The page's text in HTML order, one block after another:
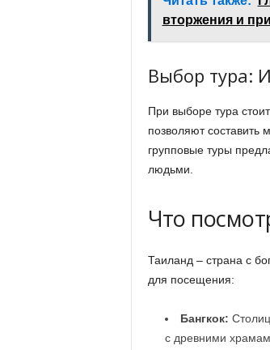
вторжения и
Выбор тура:
При выборе тура
позволяют составить
групповые туры
людьми.
Что
Таиланд – страна с
для посещения:
Бангкок:
с древними